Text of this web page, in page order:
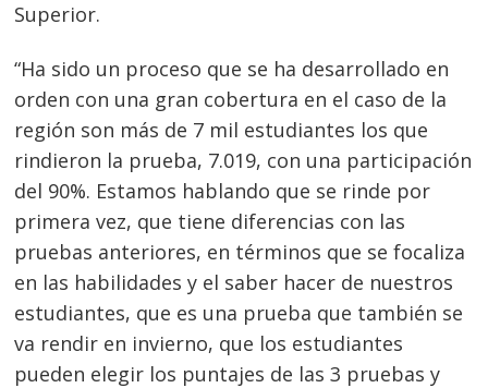
Superior.
“Ha sido un proceso que se ha desarrollado en
orden con una gran cobertura en el caso de la
región son más de 7 mil estudiantes los que
rindieron la prueba, 7.019, con una participación
del 90%. Estamos hablando que se rinde por
primera vez, que tiene diferencias con las
pruebas anteriores, en términos que se focaliza
en las habilidades y el saber hacer de nuestros
estudiantes, que es una prueba que también se
va rendir en invierno, que los estudiantes
pueden elegir los puntajes de las 3 pruebas y